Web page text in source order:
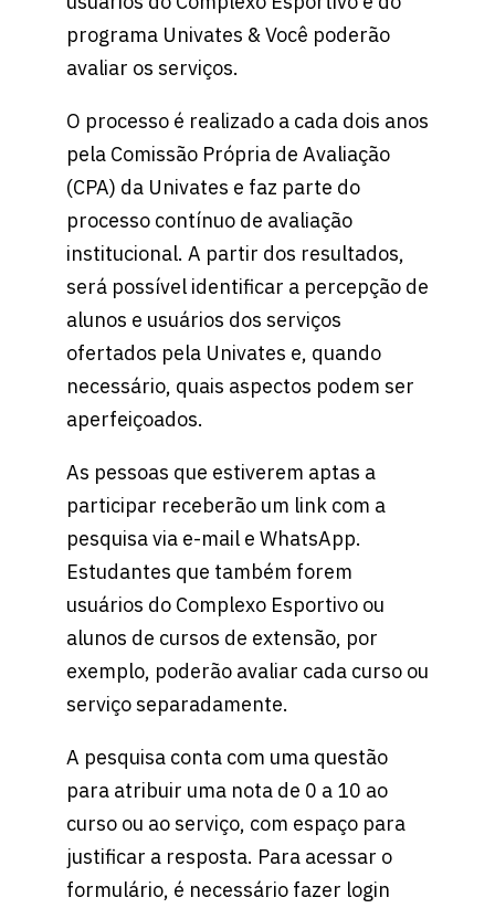
programa Univates & Você poderão
avaliar os serviços.
O processo é realizado a cada dois anos
pela Comissão Própria de Avaliação
(CPA) da Univates e faz parte do
processo contínuo de avaliação
institucional. A partir dos resultados,
será possível identificar a percepção de
alunos e usuários dos serviços
ofertados pela Univates e, quando
necessário, quais aspectos podem ser
aperfeiçoados.
As pessoas que estiverem aptas a
participar receberão um link com a
pesquisa via e-mail e WhatsApp.
Estudantes que também forem
usuários do Complexo Esportivo ou
alunos de cursos de extensão, por
exemplo, poderão avaliar cada curso ou
serviço separadamente.
A pesquisa conta com uma questão
para atribuir uma nota de 0 a 10 ao
curso ou ao serviço, com espaço para
justificar a resposta. Para acessar o
formulário, é necessário fazer login